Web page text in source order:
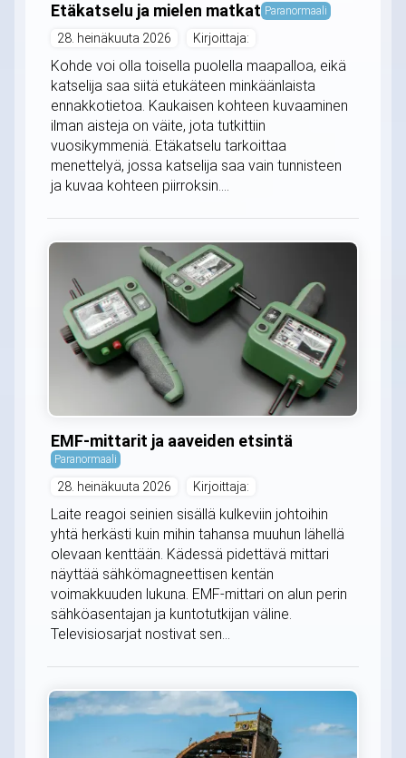
Etäkatselu ja mielen matkat Paranormaali
28. heinäkuuta 2026 Kirjoittaja:
Kohde voi olla toisella puolella maapalloa, eikä
katselija saa siitä etukäteen minkäänlaista
ennakkotietoa. Kaukaisen kohteen kuvaaminen
ilman aisteja on väite, jota tutkittiin
vuosikymmeniä. Etäkatselu tarkoittaa
menettelyä, jossa katselija saa vain tunnisteen
ja kuvaa kohteen piirroksin....
EMF-mittarit ja aaveiden etsintä
Paranormaali
28. heinäkuuta 2026 Kirjoittaja:
Laite reagoi seinien sisällä kulkeviin johtoihin
yhtä herkästi kuin mihin tahansa muuhun lähellä
olevaan kenttään. Kädessä pidettävä mittari
näyttää sähkömagneettisen kentän
voimakkuuden lukuna. EMF-mittari on alun perin
sähköasentajan ja kuntotutkijan väline.
Televisiosarjat nostivat sen...